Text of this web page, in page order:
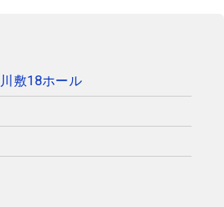
敷18ホール